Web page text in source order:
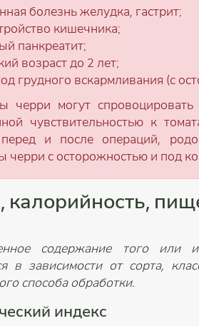
болезнь желудка, гастрит;
кишечника;
панкреатит;
возраст до 2 лет;
грудного вскармливания (с
черри могут
чувствительностью к
и после операций,
черри с осторожностью и под
калорийность,
содержание того или
в зависимости от сорта,
способа обработки.
индекс